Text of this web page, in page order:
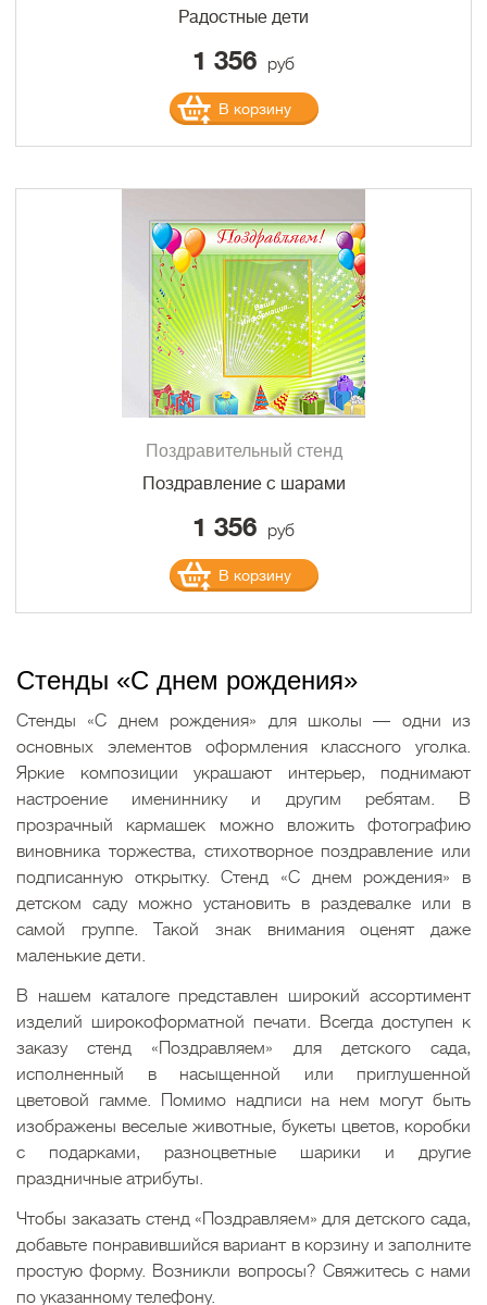
Радостные дети
1 356 руб
В корзину
Поздравительный стенд
Поздравление с шарами
1 356 руб
В корзину
Стенды «С днем рождения»
Стенды «С днем рождения» для школы — одни из
основных элементов оформления классного уголка.
Яркие композиции украшают интерьер, поднимают
настроение имениннику и другим ребятам. В
прозрачный кармашек можно вложить фотографию
виновника торжества, стихотворное поздравление или
подписанную открытку. Стенд «С днем рождения» в
детском саду можно установить в раздевалке или в
самой группе. Такой знак внимания оценят даже
маленькие дети.
В нашем каталоге представлен широкий ассортимент
изделий широкоформатной печати. Всегда доступен к
заказу стенд «Поздравляем» для детского сада,
исполненный в насыщенной или приглушенной
цветовой гамме. Помимо надписи на нем могут быть
изображены веселые животные, букеты цветов, коробки
с подарками, разноцветные шарики и другие
праздничные атрибуты.
Чтобы заказать стенд «Поздравляем» для детского сада,
добавьте понравившийся вариант в корзину и заполните
простую форму. Возникли вопросы? Свяжитесь с нами
по указанному телефону.